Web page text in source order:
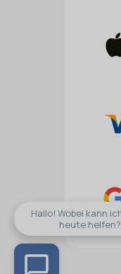
Hallo! Wobei kann
heute helfen?